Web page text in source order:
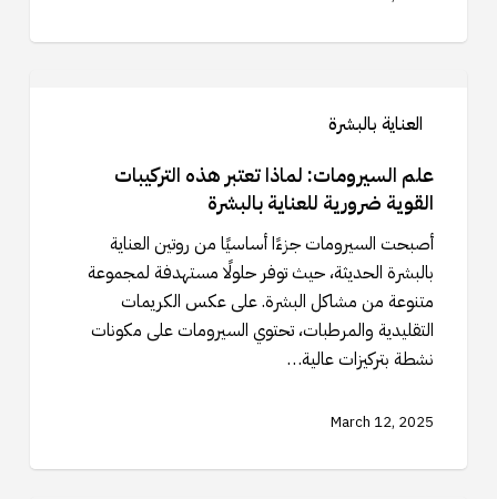
السيرومات:
التركيبات
القوية
ضرورية
للعناية
بالبشرة
العناية بالبشرة
علم السيرومات: لماذا تعتبر هذه التركيبات
القوية ضرورية للعناية بالبشرة
أصبحت السيرومات جزءًا أساسيًا من روتين العناية
بالبشرة الحديثة، حيث توفر حلولًا مستهدفة لمجموعة
متنوعة من مشاكل البشرة. على عكس الكريمات
التقليدية والمرطبات، تحتوي السيرومات على مكونات
نشطة بتركيزات عالية…
March 12, 2025